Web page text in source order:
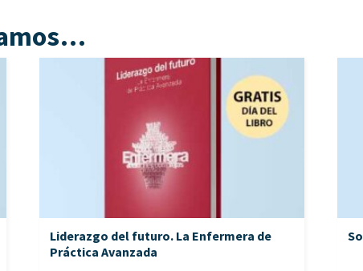
Liderazgo del futuro. La Enfermera de
Práctica Avanzada